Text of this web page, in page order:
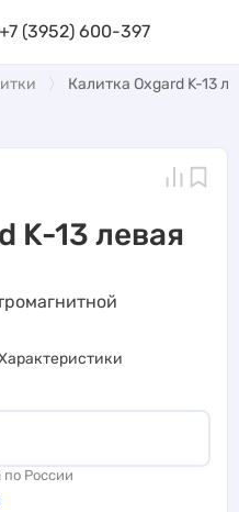
+7 (3952) 600-397
Калитка Oxgard K-13
K-13 левая
по России